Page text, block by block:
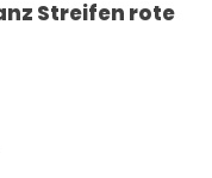
Streifen rote